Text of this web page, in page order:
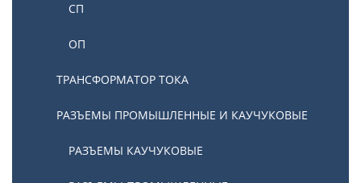
СП
ОП
ТРАНСФОРМАТОР ТОКА
РАЗЪЕМЫ ПРОМЫШЛЕННЫЕ И КАУЧУКОВЫЕ
РАЗЪЕМЫ КАУЧУКОВЫЕ